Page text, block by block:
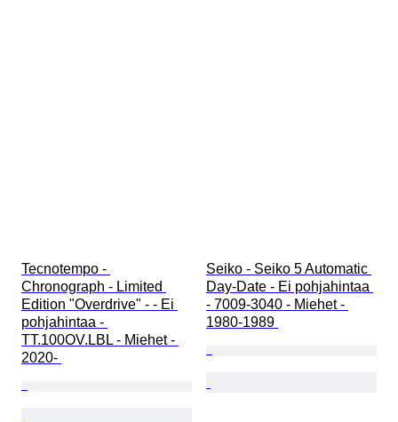
Tecnotempo -
Chronograph - Limited
Edition "Overdrive" - - Ei
pohjahintaa -
TT.100OV.LBL - Miehet -
2020-
Seiko - Seiko 5 Automatic
Day-Date - Ei pohjahintaa
- 7009-3040 - Miehet -
1980-1989